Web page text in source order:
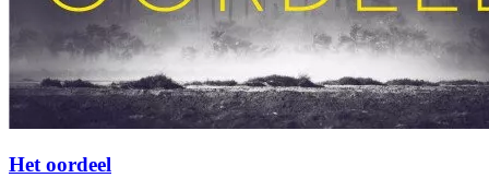
Het oordeel